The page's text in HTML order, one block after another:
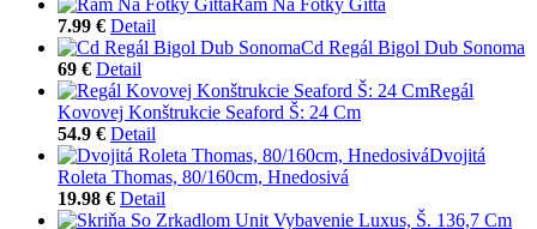
7.99 € Detail
Cd Regál Bigol Dub Sonoma
69 € Detail
Regál
Kovovej Konštrukcie Seaford Š: 24 Cm
54.9 € Detail
Dvojitá
Roleta Thomas, 80/160cm, Hnedosivá
19.98 € Detail